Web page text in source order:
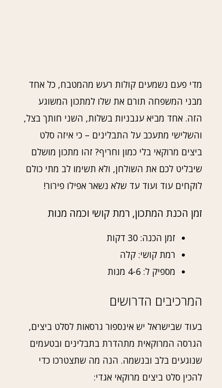
מדי פעם נשמעים קולות רעש מהמטבח, כל אחד
מבני המשפחה תורם את שלו למתכון המשוגע
הזה. אחד מביא עגבניות בשלות, השני חותך בצל,
והשלישי מתעכב על התבלינים – כי איזה סלט
ביצים מרוקאי בלי כמון וחריף? זהו מתכון מושלם
שיבליט לכם את השולחן, ולא תשימו לב מתי כולם
לוקחים עוד ועוד עד שלא נשאר אפילו פירור!
זמן הכנת המתכון, רמת קושי וכמה מנות
זמן הכנה: 30 דקות
רמת קושי: קלה
מספיק ל: 4-6 מנות
המרכיבים הדרושים
בעוד שבישראל יש אינספור גרסאות לסלט ביצים,
הגרסה המרוקאית מתהדרת בתבלינים ובטעמים
שנוגעים בלב ובנשמה. הנה מה שתצטרכו כדי
להכין סלט ביצים מרוקאי אגדי: